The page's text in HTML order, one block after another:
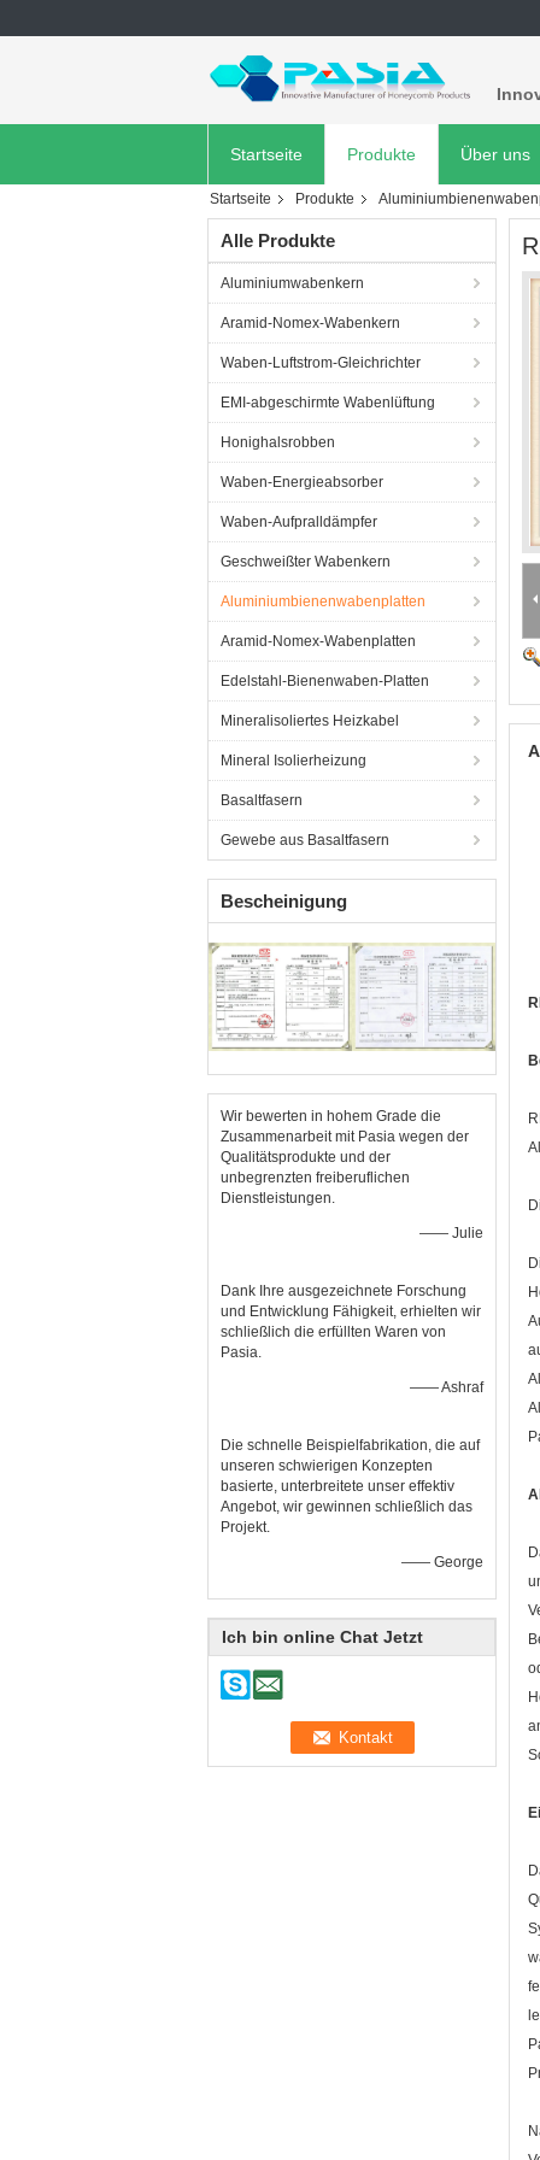
Startseite Produkte Über uns
Startseite Produkte
Alle Produkte
Aluminiumwabenkern
Aramid-Nomex-Wabenkern
Waben-Luftstrom-Gleichrichter
EMI-abgeschirmte Wabenlüftung
Honighalsrobben
Waben-Energieabsorber
Waben-Aufpralldämpfer
Geschweißter Wabenkern
Aluminiumbienenwabenplatten
Aramid-Nomex-Wabenplatten
Edelstahl-Bienenwaben-Platten
Mineralisoliertes Heizkabel
Mineral Isolierheizung
Basaltfasern
Gewebe aus Basaltfasern
Bescheinigung
Wir bewerten in hohem Grade die
Zusammenarbeit mit Pasia wegen der
Qualitätsprodukte und der
unbegrenzten freiberuflichen
Dienstleistungen.
—— Julie
Dank Ihre ausgezeichnete Forschung
und Entwicklung Fähigkeit, erhielten wir
schließlich die erfüllten Waren von
Pasia.
—— Ashraf
Die schnelle Beispielfabrikation, die auf
unseren schwierigen Konzepten
basierte, unterbreitete unser effektiv
Angebot, wir gewinnen schließlich das
Projekt.
—— George
Ich bin online Chat Jetzt